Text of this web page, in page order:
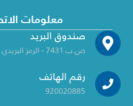
معلومات
صندوق البريد
ص.ب 7431 - الرمز البريدي 11462
رقم الهاتف
920020885